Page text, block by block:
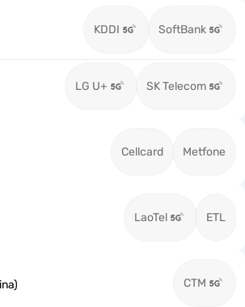
KDDI SoftBank
LG U+ SK Telecom
Cellcard Metfone
LaoTel ETL
CTM